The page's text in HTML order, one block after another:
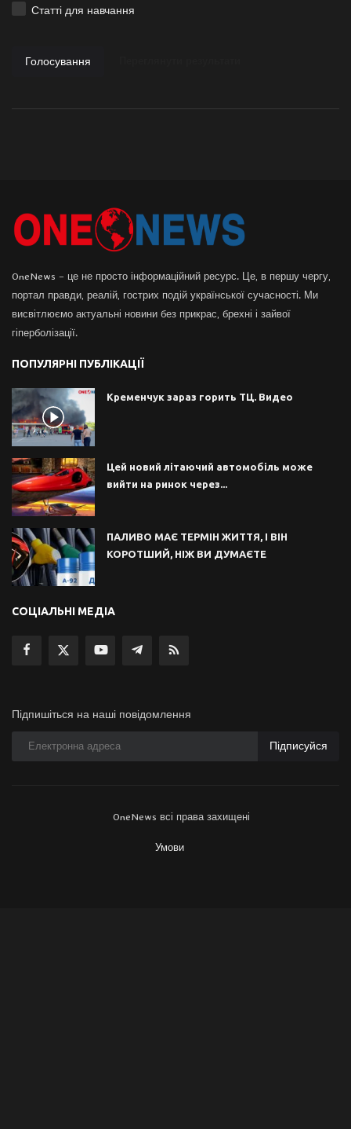
Статті для навчання
Голосування
OneNews – це не просто інформаційний ресурс. Це, в першу чергу,
портал правди, реалій, гострих подій української сучасності. Ми
висвітлюємо актуальні новини без прикрас, брехні і зайвої
гіперболізації.
ПОПУЛЯРНІ ПУБЛІКАЦІЇ
Кременчук зараз горить ТЦ. Видео
Цей новий літаючий автомобіль може
вийти на ринок через...
ПАЛИВО МАЄ ТЕРМІН ЖИТТЯ, І ВІН
КОРОТШИЙ, НІЖ ВИ ДУМАЄТЕ
СОЦІАЛЬНІ МЕДІА
Підпишіться на наші повідомлення
Підписуйся
OneNews всі права захищені
Умови